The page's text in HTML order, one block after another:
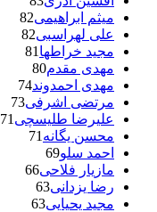
میثم ابراهیمی82
علی لهراسبی82
مجید خراطها 81
مهدی مقدم80
مهدی احمدوند74
مرتضی اشرفی73
علیرضا طلیسچی 71
محسن یگانه 71
احمد سلو69
مازیار فلاحی66
رضا یزدانی63
مجید یحیایی63